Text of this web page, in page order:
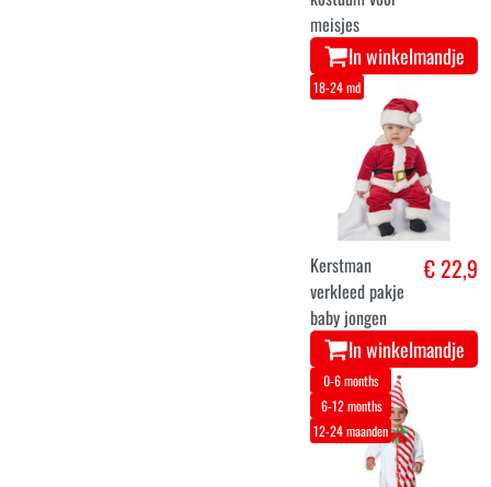
meisjes
In winkelmandje
18-24 md
Kerstman
verkleed pakje
baby jongen
€ 22,9
In winkelmandje
0-6 months
6-12 months
12-24 maanden